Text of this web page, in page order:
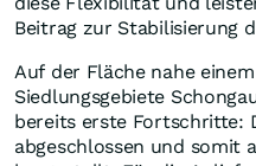
Beitrag zur Stabilisierung
Auf der Fläche nahe
Siedlungsgebiete
bereits erste Fortschritte:
abgeschlossen und somit